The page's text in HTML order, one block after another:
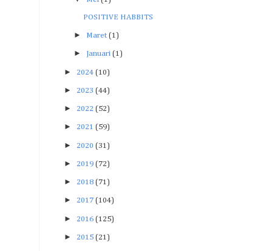
POSITIVE HABBITS
► Maret (1)
► Januari (1)
► 2024 (10)
► 2023 (44)
► 2022 (52)
► 2021 (59)
► 2020 (31)
► 2019 (72)
► 2018 (71)
► 2017 (104)
► 2016 (125)
► 2015 (21)